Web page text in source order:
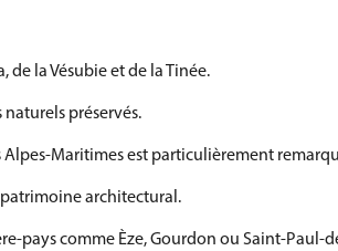
de la Vésubie et de la Tinée.
naturels préservés.
Maritimes est particulièrement
architectural.
pays comme Èze, Gourdon ou Saint-Paul-